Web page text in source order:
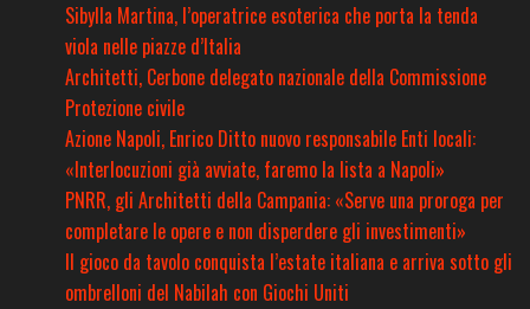
Sibylla Martina, l’operatrice esoterica che porta la tenda
viola nelle piazze d’Italia
Architetti, Cerbone delegato nazionale della Commissione
Protezione civile
Azione Napoli, Enrico Ditto nuovo responsabile Enti locali:
«Interlocuzioni già avviate, faremo la lista a Napoli»
PNRR, gli Architetti della Campania: «Serve una proroga per
completare le opere e non disperdere gli investimenti»
Il gioco da tavolo conquista l’estate italiana e arriva sotto gli
ombrelloni del Nabilah con Giochi Uniti